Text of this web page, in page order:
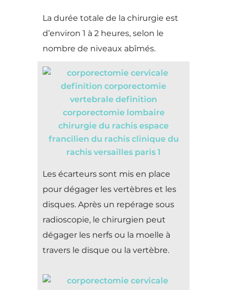
La durée totale de la chirurgie est
d’environ 1 à 2 heures, selon le
nombre de niveaux abîmés.
Les écarteurs sont mis en place
pour dégager les vertèbres et les
disques. Après un repérage sous
radioscopie, le chirurgien peut
dégager les nerfs ou la moelle à
travers le disque ou la vertèbre.